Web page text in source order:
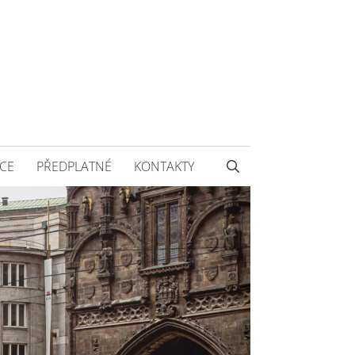
PŘEDPLATNÉ KONTAKTY